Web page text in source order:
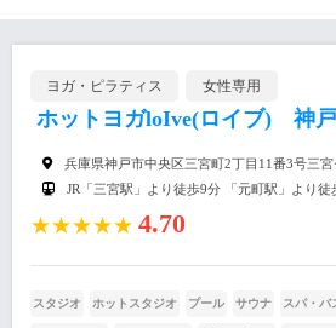
ヨガ・ピラティス 女性専用
ホットヨガloIve(ロイブ) 神
兵庫県神戸市中央区三宮町2丁目11番3号三
JR「三宮駅」より徒歩9分 「元町駅」より徒
★★★★★ 4.70
スタジオ ホットスタジオ プール サウナ スパ・バ